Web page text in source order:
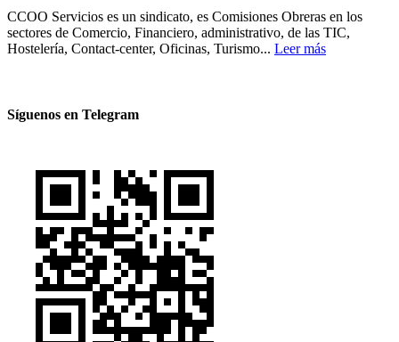
CCOO Servicios es un sindicato, es Comisiones Obreras en los
sectores de Comercio, Financiero, administrativo, de las TIC,
Hostelería, Contact-center, Oficinas, Turismo... Leer más
Síguenos en Telegram